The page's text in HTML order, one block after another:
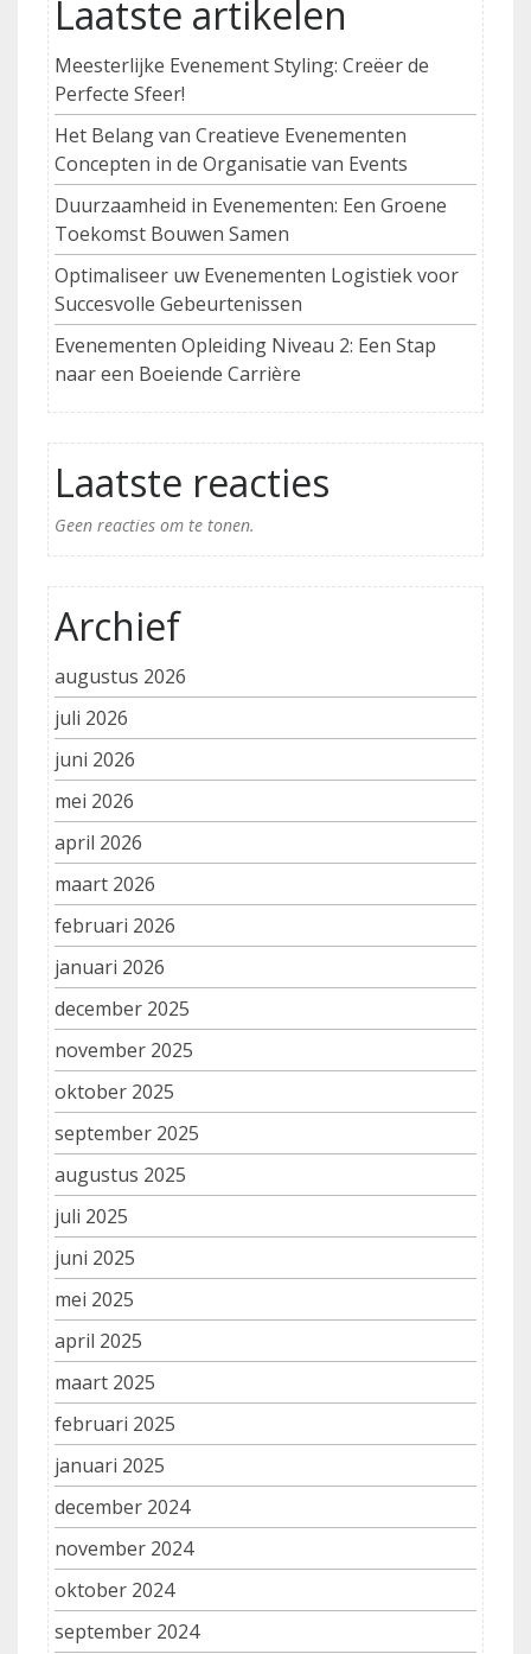
Laatste artikelen
Meesterlijke Evenement Styling: Creëer de
Perfecte Sfeer!
Het Belang van Creatieve Evenementen
Concepten in de Organisatie van Events
Duurzaamheid in Evenementen: Een Groene
Toekomst Bouwen Samen
Optimaliseer uw Evenementen Logistiek voor
Succesvolle Gebeurtenissen
Evenementen Opleiding Niveau 2: Een Stap
naar een Boeiende Carrière
Laatste reacties
Geen reacties om te tonen.
Archief
augustus 2026
juli 2026
juni 2026
mei 2026
april 2026
maart 2026
februari 2026
januari 2026
december 2025
november 2025
oktober 2025
september 2025
augustus 2025
juli 2025
juni 2025
mei 2025
april 2025
maart 2025
februari 2025
januari 2025
december 2024
november 2024
oktober 2024
september 2024